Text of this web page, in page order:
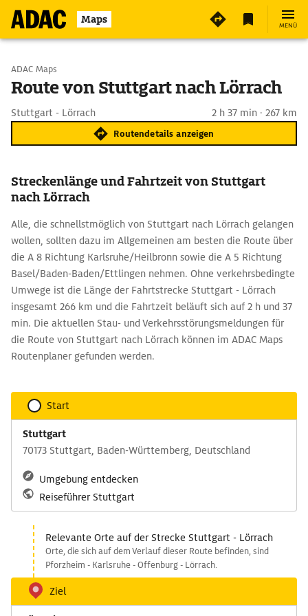
Maps MENÜ
Start wählen
ADAC Maps
Route von Stuttgart nach Lörrach
Stuttgart - Lörrach 2 h 37 min · 267 km
Routendetails anzeigen
Streckenlänge und Fahrtzeit von Stuttgart
nach Lörrach
Alle, die schnellstmöglich von Stuttgart nach Lörrach gelangen
wollen, sollten dazu im Allgemeinen am besten die Route über
die A 8 Richtung Karlsruhe/Heilbronn sowie die A 5 Richtung
Basel/Baden-Baden/Ettlingen nehmen. Ohne verkehrsbedingte
Umwege ist die Länge der Fahrtstrecke Stuttgart - Lörrach
insgesamt 266 km und die Fahrtzeit beläuft sich auf 2 h und 37
min. Die aktuellen Stau- und Verkehrsstörungsmeldungen für
die Route von Stuttgart nach Lörrach können im ADAC Maps
Routenplaner gefunden werden.
Start
Stuttgart
70173 Stuttgart, Baden-Württemberg, Deutschland
Umgebung entdecken
Reiseführer Stuttgart
Relevante Orte auf der Strecke Stuttgart - Lörrach
Orte, die sich auf dem Verlauf dieser Route befinden, sind
Pforzheim - Karlsruhe - Offenburg - Lörrach.
Ziel